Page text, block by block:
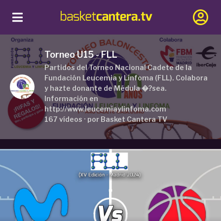
Torneo U15 - FLL
Partidos del Torneo Nacional Cadete de la
Fundación Leucemia y Linfoma (FLL). Colabora
y hazte donante de Médula �?sea.
Información en
http://www.leucemiaylinfoma.com
167 vídeos · por Basket Cantera TV